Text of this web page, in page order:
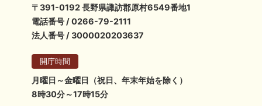
〒391-0192 長野県諏訪郡原村6549番地1
電話番号 / 0266-79-2111
法人番号 / 3000020203637
開庁時間
月曜日～金曜日（祝日、年末年始を除く）
8時30分～17時15分